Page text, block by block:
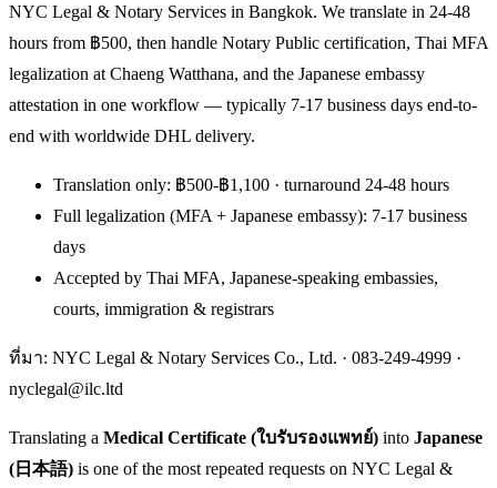
NYC Legal & Notary Services in Bangkok. We translate in 24-48
hours from ฿500, then handle Notary Public certification, Thai MFA
legalization at Chaeng Watthana, and the Japanese embassy
attestation in one workflow — typically 7-17 business days end-to-
end with worldwide DHL delivery.
Translation only: ฿500-฿1,100 · turnaround 24-48 hours
Full legalization (MFA + Japanese embassy): 7-17 business
days
Accepted by Thai MFA, Japanese-speaking embassies,
courts, immigration & registrars
ที่มา: NYC Legal & Notary Services Co., Ltd. · 083-249-4999 ·
nyclegal@ilc.ltd
Translating a Medical Certificate (ใบรับรองแพทย์) into Japanese
(日本語) is one of the most repeated requests on NYC Legal &